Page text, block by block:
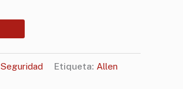
Seguridad Etiqueta: Allen